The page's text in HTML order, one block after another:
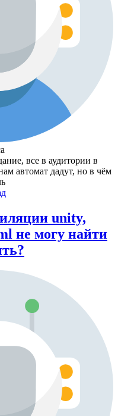
все в аудитории в
автомат дадут, но в чём
unity,
не могу найти